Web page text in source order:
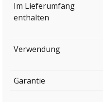
Im Lieferumfang
enthalten
Verwendung
Garantie